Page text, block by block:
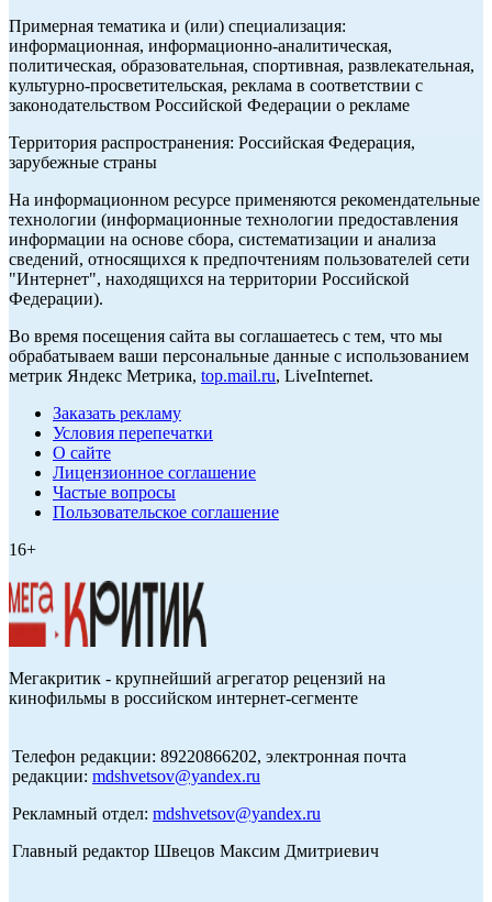
Примерная тематика и (или) специализация:
информационная, информационно-аналитическая,
политическая, образовательная, спортивная, развлекательная,
культурно-просветительская, реклама в соответствии с
законодательством Российской Федерации о рекламе
Территория распространения: Российская Федерация,
зарубежные страны
На информационном ресурсе применяются рекомендательные
технологии (информационные технологии предоставления
информации на основе сбора, систематизации и анализа
сведений, относящихся к предпочтениям пользователей сети
"Интернет", находящихся на территории Российской
Федерации).
Во время посещения сайта вы соглашаетесь с тем, что мы
обрабатываем ваши персональные данные с использованием
метрик Яндекс Метрика, top.mail.ru, LiveInternet.
Заказать рекламу
Условия перепечатки
О сайте
Лицензионное соглашение
Частые вопросы
Пользовательское соглашение
16+
Мегакритик - крупнейший агрегатор рецензий на
кинофильмы в российском интернет-сегменте
Телефон редакции: 89220866202, электронная почта
редакции: mdshvetsov@yandex.ru
Рекламный отдел: mdshvetsov@yandex.ru
Главный редактор Швецов Максим Дмитриевич